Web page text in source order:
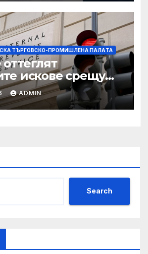
ТЪРГОВСКО-ПРОМИШЛЕНА ПАЛAТА
искове срещу
в
за съдебно дело с
ADMIN
Search